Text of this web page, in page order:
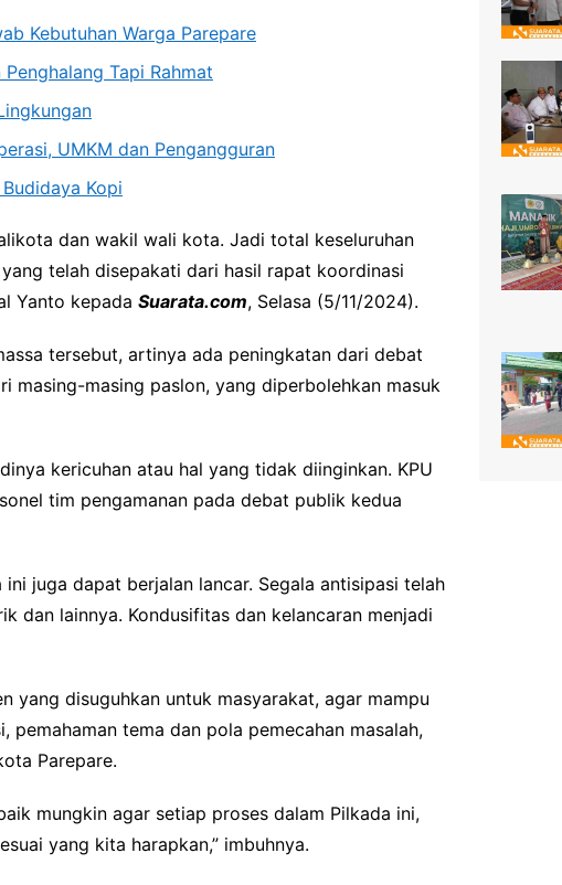
Kebutuhan Warga Parepare
Tapi Rahmat
UMKM dan Pengangguran
Kopi
dan wakil wali kota. Jadi total keseluruhan
telah disepakati dari hasil rapat koordinasi
Yanto kepada Suarata.com, Selasa (5/11/2024).
tersebut, artinya ada peningkatan dari debat
masing-masing paslon, yang diperbolehkan masuk
kericuhan atau hal yang tidak diinginkan. KPU
tim pengamanan pada debat publik kedua
juga dapat berjalan lancar. Segala antisipasi telah
dan lainnya. Kondusifitas dan kelancaran menjadi
yang disuguhkan untuk masyarakat, agar mampu
pemahaman tema dan pola pemecahan masalah,
Parepare.
mungkin agar setiap proses dalam Pilkada ini,
yang kita harapkan,” imbuhnya.